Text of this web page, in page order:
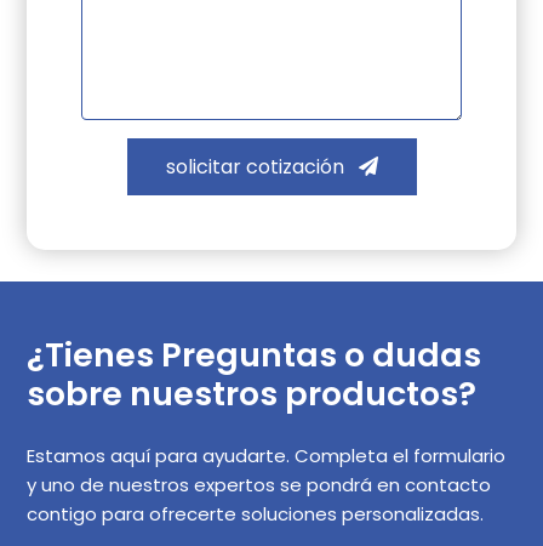
solicitar cotización
¿Tienes Preguntas o dudas
sobre nuestros productos?
Estamos aquí para ayudarte. Completa el formulario
y uno de nuestros expertos se pondrá en contacto
contigo para ofrecerte soluciones personalizadas.